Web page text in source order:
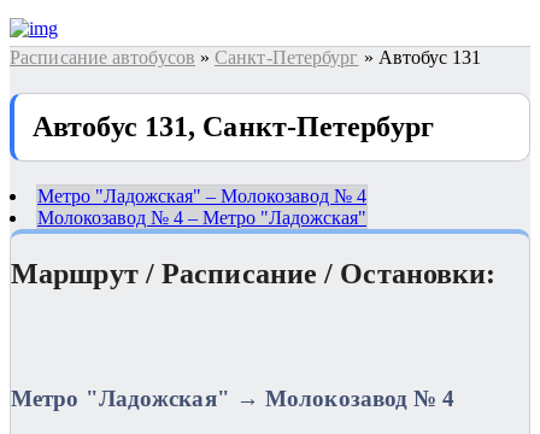
Расписание автобусов » Санкт-Петербург » Автобус 131
Автобус 131, Санкт-Петербург
Метро "Ладожская" – Молокозавод № 4
Молокозавод № 4 – Метро "Ладожская"
Маршрут / Расписание / Остановки:
Метро "Ладожская" → Молокозавод № 4